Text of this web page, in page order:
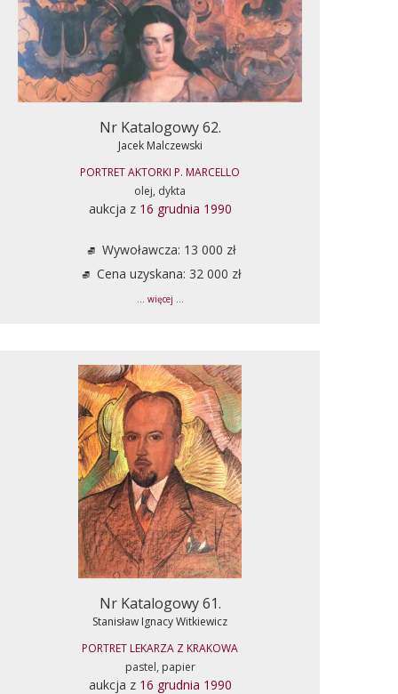
Nr Katalogowy 62.
Jacek Malczewski
PORTRET AKTORKI P. MARCELLO
olej, dykta
aukcja z 16 grudnia 1990
Wywoławcza: 13 000 zł
Cena uzyskana: 32 000 zł
... więcej ...
Nr Katalogowy 61.
Stanisław Ignacy Witkiewicz
PORTRET LEKARZA Z KRAKOWA
pastel, papier
aukcja z 16 grudnia 1990